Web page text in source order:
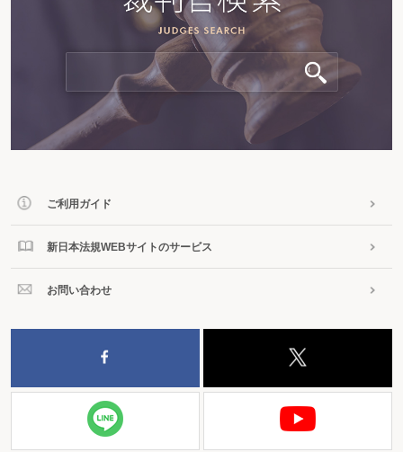
ご利用ガイド
新日本法規WEBサイトのサービス
お問い合わせ